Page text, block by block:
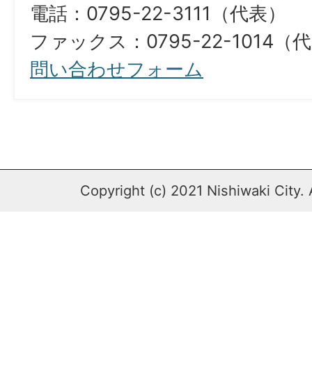
電話：0795-22-3111（代表）
ファックス：0795-22-1014（
問い合わせフォーム
Copyright (c) 2021 Nishiwaki City.